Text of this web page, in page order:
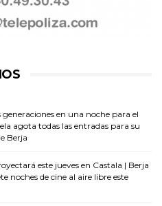
en una noche para el
agota todas las entradas para su
Berja
este jueves en Castala | Berja
noches de cine al aire libre este